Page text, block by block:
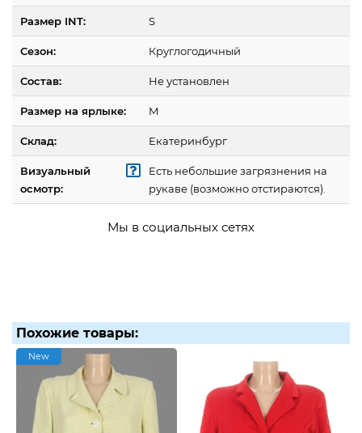
Размер INT: S
Сезон: Круглогодичный
Состав: Не установлен
Размер на ярлыке: M
Склад: Екатеринбург
Визуальный
осмотр:
Есть небольшие загрязнения на
рукаве (возможно отстираются).
Мы в социальных сетях
Похожие товары:
New